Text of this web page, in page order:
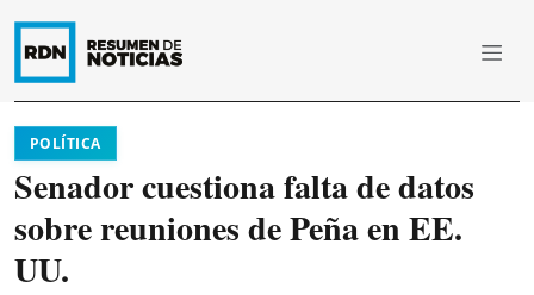
POLÍTICA
Senador cuestiona falta de datos
sobre reuniones de Peña en EE.
UU.